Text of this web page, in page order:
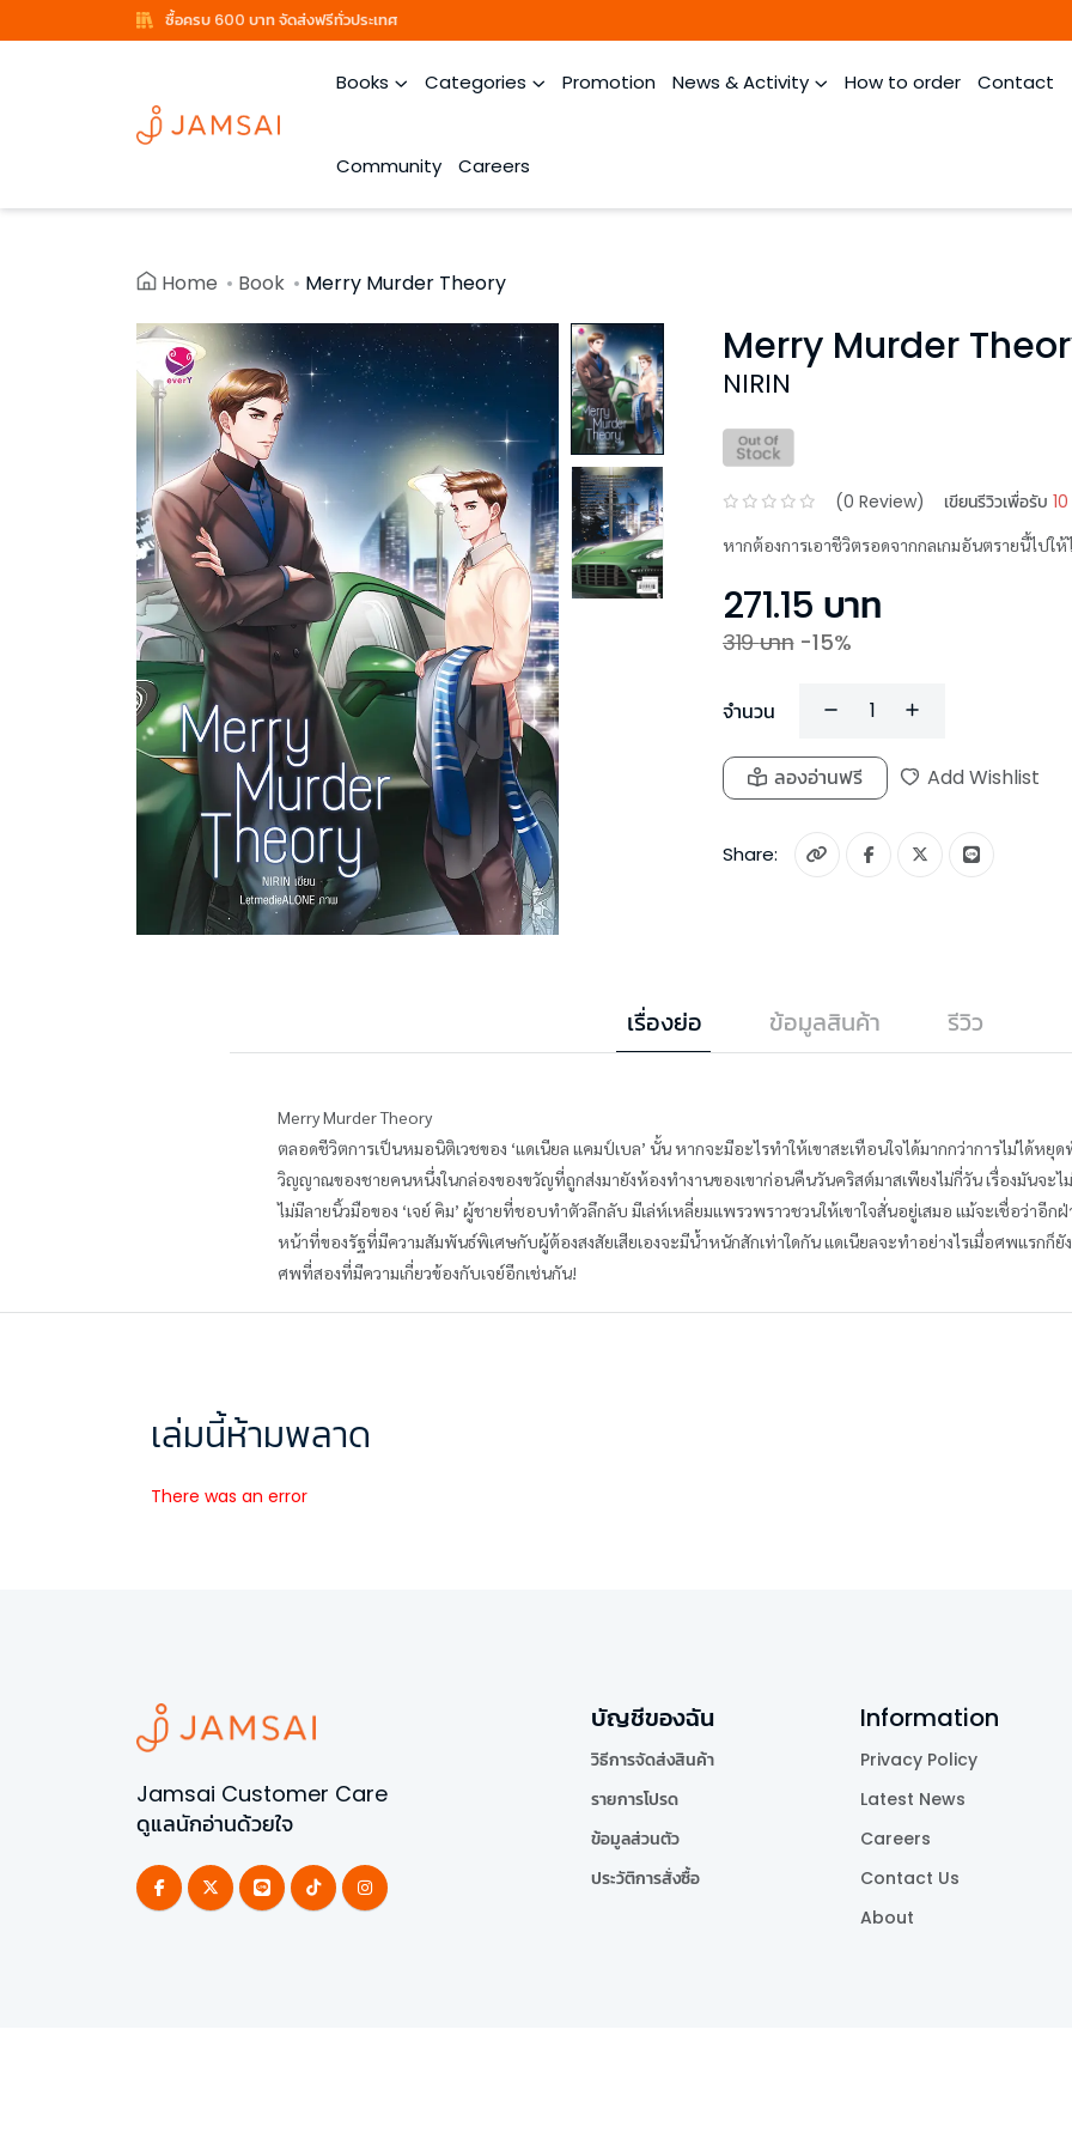
ซื้อครบ 600 บาท จัดส่งฟรีทั่วประเทศ
Books Categories Promotion News & Activity How to order Contact
Community Careers
Home Book Merry Murder Theory
Merry Murder
NIRIN
(0 Review) เขียนรีวิวเพื่อรับ
271.15 บาท
319บาท -15%
จำนวน
ลองอ่านฟรี Add Wishlist
Share:
เรื่องย่อ ข้อมูลสินค้า รีวิว
Merry Murder Theory
ตลอดชีวิตการเป็นหมอนิติเวชของ ‘แดเนียล แคมป์เบล’ นั้น หากจะมีอะไรทำให้เขาสะเทือนใจได้มากกว่าการไม่ได้หยุด
วิญญาณของชายคนหนึ่งในกล่องของขวัญที่ถูกส่งมายังห้องทำงานของเขาก่อนคืนวันคริสต์มาสเพียงไม่กี่วัน เรื่องมันจ
ไม่มีลายนิ้วมือของ ‘เจย์ คิม’ ผู้ชายที่ชอบทำตัวลึกลับ มีเล่ห์เหลี่ยมแพรวพราวชวนให้เขาใจสั่นอยู่เสมอ แม้จะเชื่อว่าอีก
หน้าที่ของรัฐที่มีความสัมพันธ์พิเศษกับผู้ต้องสงสัยเสียเองจะมีน้ำหนักสักเท่าใดกัน แดเนียลจะทำอย่างไรเมื่อศพแรกก็
ศพที่สองที่มีความเกี่ยวข้องกับเจย์อีกเช่นกัน!
เล่มนี้ห้ามพลาด
There was an error
Jamsai Customer Care
ดูแลนักอ่านด้วยใจ
บัญชีของฉัน
วิธีการจัดส่งสินค้า
รายการโปรด
ข้อมูลส่วนตัว
ประวัติการสั่งซื้อ
Information
Privacy Policy
Latest News
Careers
Contact Us
About